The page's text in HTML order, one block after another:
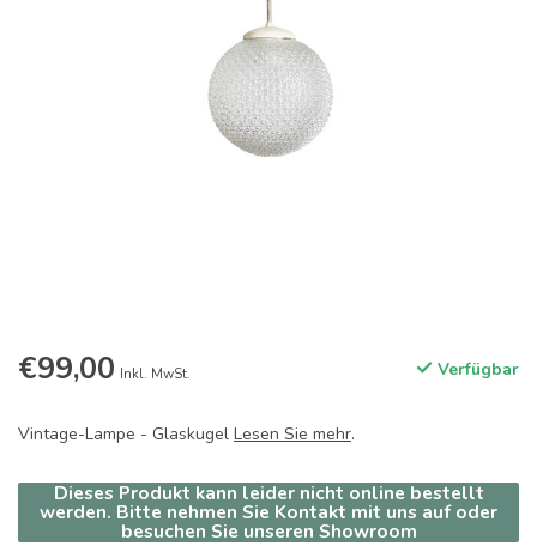
€99,00 Inkl. MwSt. Verfügbar
Vintage-Lampe - Glaskugel Lesen Sie mehr.
Dieses Produkt kann leider nicht online bestellt
werden. Bitte nehmen Sie Kontakt mit uns auf oder
besuchen Sie unseren Showroom